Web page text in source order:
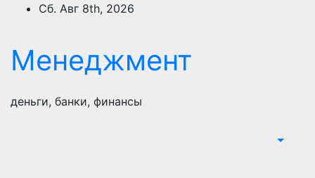
ПерейтиСб. Авг 8th, 2026
Менеджмент
деньги, банки, финансы